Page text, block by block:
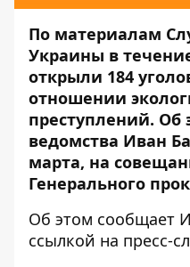
По материалам
Украины в
открыли 184
отношении
преступлений. Об
ведомства Иван
марта, на
Генерального
Об этом сообщает
ссылкой на пресс-